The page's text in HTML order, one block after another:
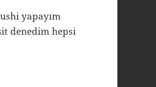
yapayım
denedim hepsi